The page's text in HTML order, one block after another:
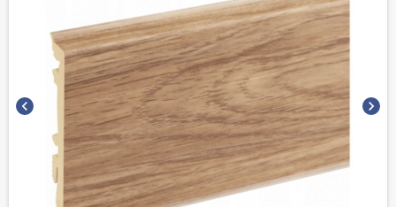
chevron_left chevron_right